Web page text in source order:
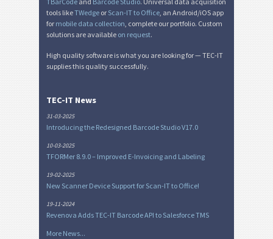
tools likeTWedge or Scan-IT to Office , an Android/iOS app
for mobile data collection , complete our portfolio. Custom
solutions are available on request.
High quality software is what you are looking for — TEC-IT
supplies this quality successfully.
TEC-IT News
31-03-2025
Introducing the Redesigned Barcode Studio V17.0
10-03-2025
TFORMer 8.9.0 – Improved E-Invoicing and Labeling
19-02-2025
New Scanner Device Support for Scan-IT to Office!
19-11-2024
Revenova Adds TEC-IT Barcode API to Salesforce TMS
More News...